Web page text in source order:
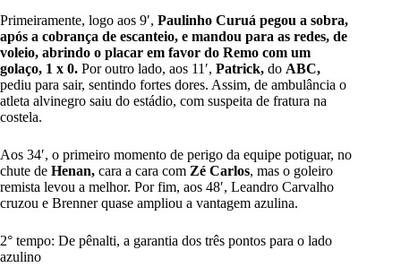
Primeiramente, logo aos 9′, Paulinho Curuá pegou a sobra,
após a cobrança de escanteio, e mandou para as redes, de
voleio, abrindo o placar em favor do Remo com um
golaço, 1 x 0. Por outro lado, aos 11′, Patrick, do ABC,
pediu para sair, sentindo fortes dores. Assim, de ambulância o
atleta alvinegro saiu do estádio, com suspeita de fratura na
costela.
Aos 34′, o primeiro momento de perigo da equipe potiguar, no
chute de Henan, cara a cara com Zé Carlos, mas o goleiro
remista levou a melhor. Por fim, aos 48′, Leandro Carvalho
cruzou e Brenner quase ampliou a vantagem azulina.
2° tempo: De pênalti, a garantia dos três pontos para o lado
azulino